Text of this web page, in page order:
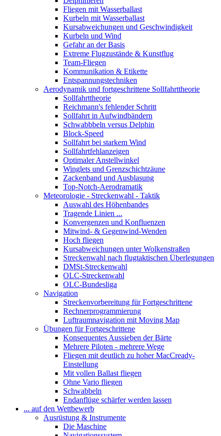
Fliegen mit Wasserballast
Kurbeln mit Wasserballast
Kursabweichungen und Geschwindigkeit
Kurbeln und Wind
Gefahr an der Basis
Extreme Flugzustände & Kunstflug
Team-Fliegen
Kommunikation & Etikette
Entspannungstechniken
Aerodynamik und fortgeschrittene Sollfahrttheorie
Sollfahrttheorie
Reichmann's fehlender Schritt
Sollfahrt in Aufwindbändern
Schwabbbeln versus Delphin
Block-Speed
Sollfahrt bei starkem Wind
Sollfahrtfehlanzeigen
Optimaler Anstellwinkel
Winglets und Grenzschichtzäune
Zackenband und Ausblasung
Top-Notch-Aerodramatik
Meteorologie - Streckenwahl - Taktik
Auswahl des Höhenbandes
Tragende Linien ...
Konvergenzen und Konfluenzen
Mitwind- & Gegenwind-Wenden
Hoch fliegen
Kursabweichungen unter Wolkenstraßen
Streckenwahl nach flugtaktischen Überlegungen
DMSt-Streckenwahl
OLC-Streckenwahl
OLC-Bundesliga
Navigation
Streckenvorbereitung für Fortgeschrittene
Rechnerprogrammierung
Luftraumnavigation mit Moving Map
Übungen für Fortgeschrittene
Konsequentes Aussieben der Bärte
Mehrere Piloten - mehrere Wege
Fliegen mit deutlich zu hoher MacCready-
Einstellung
Mit vollen Ballast fliegen
Ohne Vario fliegen
Schwabbeln
Endanflüge schärfer werden lassen
... auf den Wettbewerb
Ausrüstung & Instrumente
Die Maschine